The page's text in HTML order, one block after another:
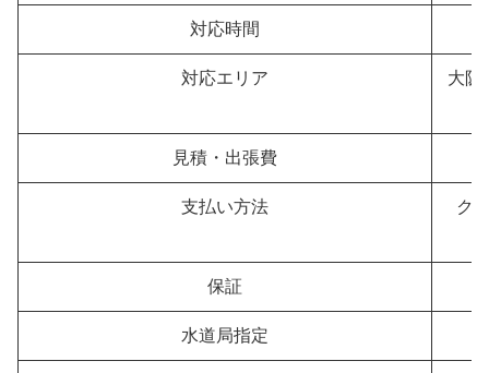
対応時間
対応エリア 大阪
見積・出張費
支払い方法 ク
保証
水道局指定